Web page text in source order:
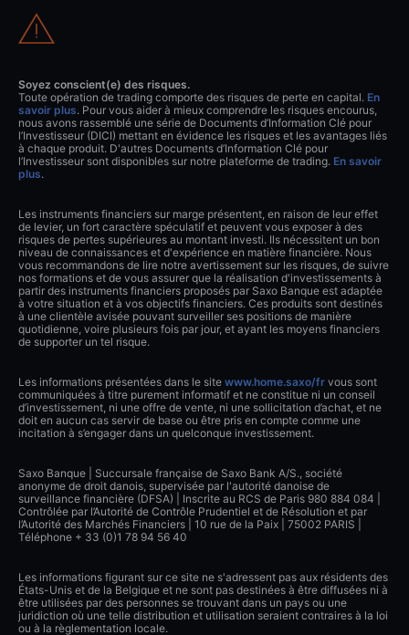
Soyez conscient(e) des risques.
Toute opération de trading comporte des risques de perte en capital. En
savoir plus. Pour vous aider à mieux comprendre les risques encourus,
nous avons rassemblé une série de Documents d’Information Clé pour
l’Investisseur (DICI) mettant en évidence les risques et les avantages liés
à chaque produit. D'autres Documents d’Information Clé pour
l’Investisseur sont disponibles sur notre plateforme de trading. En savoir
plus.
Les instruments financiers sur marge présentent, en raison de leur effet
de levier, un fort caractère spéculatif et peuvent vous exposer à des
risques de pertes supérieures au montant investi. Ils nécessitent un bon
niveau de connaissances et d'expérience en matière financière. Nous
vous recommandons de lire notre avertissement sur les risques, de suivre
nos formations et de vous assurer que la réalisation d'investissements à
partir des instruments financiers proposés par Saxo Banque est adaptée
à votre situation et à vos objectifs financiers. Ces produits sont destinés
à une clientèle avisée pouvant surveiller ses positions de manière
quotidienne, voire plusieurs fois par jour, et ayant les moyens financiers
de supporter un tel risque.
Les informations présentées dans le site www.home.saxo/fr vous sont
communiquées à titre purement informatif et ne constitue ni un conseil
d’investissement, ni une offre de vente, ni une sollicitation d’achat, et ne
doit en aucun cas servir de base ou être pris en compte comme une
incitation à s’engager dans un quelconque investissement.
Saxo Banque | Succursale française de Saxo Bank A/S., société
anonyme de droit danois, supervisée par l'autorité danoise de
surveillance financière (DFSA) | Inscrite au RCS de Paris 980 884 084 |
Contrôlée par l’Autorité de Contrôle Prudentiel et de Résolution et par
l’Autorité des Marchés Financiers | 10 rue de la Paix | 75002 PARIS |
Téléphone + 33 (0)1 78 94 56 40
Les informations figurant sur ce site ne s'adressent pas aux résidents des
États-Unis et de la Belgique et ne sont pas destinées à être diffusées ni à
être utilisées par des personnes se trouvant dans un pays ou une
juridiction où une telle distribution et utilisation seraient contraires à la loi
ou à la règlementation locale.